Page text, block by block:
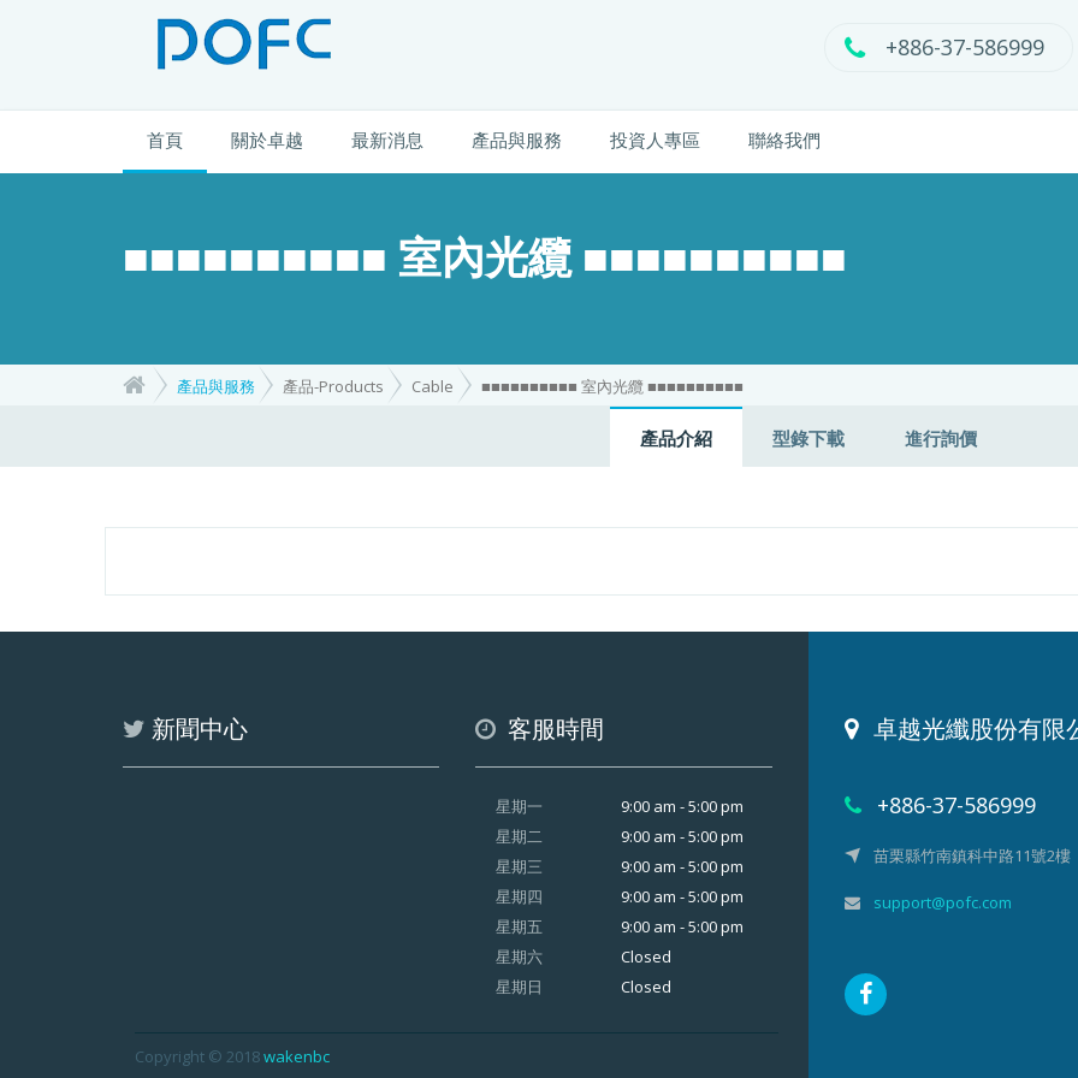
+886-37-586999
首頁 關於卓越 最新消息 產品與服務 投資人專區 聯絡我們
■■■■■■■■■■ 室內光纜 ■■■■■■■■■■
產品與服務 產品-Products Cable ■■■■■■■■■■ 室內光纜 ■■■■■■■■■■
產品介紹 型錄下載 進行詢價
新聞中心 客服時間
星期一
星期二
星期三
星期四
星期五
星期六
星期日
9:00 am - 5:00 pm
9:00 am - 5:00 pm
9:00 am - 5:00 pm
9:00 am - 5:00 pm
9:00 am - 5:00 pm
Closed
Closed
Copyright © 2018wakenbc
卓越光纖股份有限
+886-37-586999
苗栗縣竹南鎮科中路11號2樓
support@pofc.com